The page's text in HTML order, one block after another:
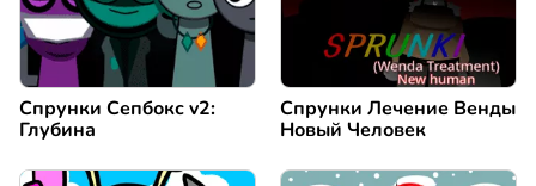
Спрунки Сепбокс v2:
Глубина
Спрунки Лечение Венды
Новый Человек